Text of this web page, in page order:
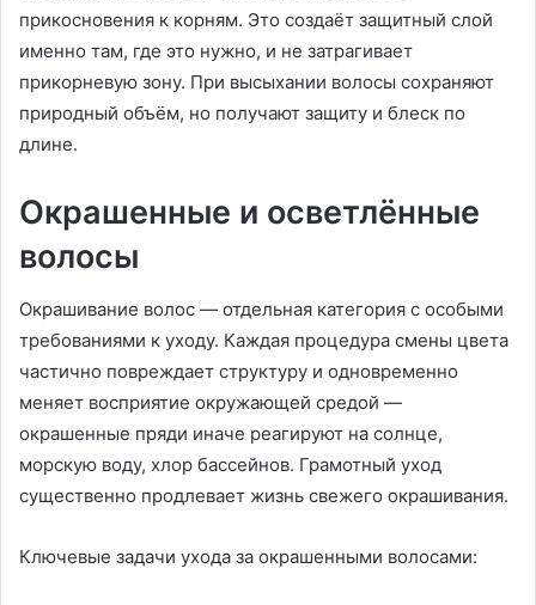
прикосновения к корням. Это создаёт защитный слой
именно там, где это нужно, и не затрагивает
прикорневую зону. При высыхании волосы сохраняют
природный объём, но получают защиту и блеск по
длине.
Окрашенные и осветлённые
волосы
Окрашивание волос — отдельная категория с особыми
требованиями к уходу. Каждая процедура смены цвета
частично повреждает структуру и одновременно
меняет восприятие окружающей средой —
окрашенные пряди иначе реагируют на солнце,
морскую воду, хлор бассейнов. Грамотный уход
существенно продлевает жизнь свежего окрашивания.
Ключевые задачи ухода за окрашенными волосами: